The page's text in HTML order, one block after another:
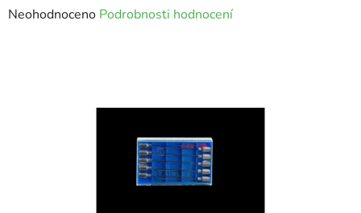
Průměrné
Neohodnoceno Podrobnosti hodnocení